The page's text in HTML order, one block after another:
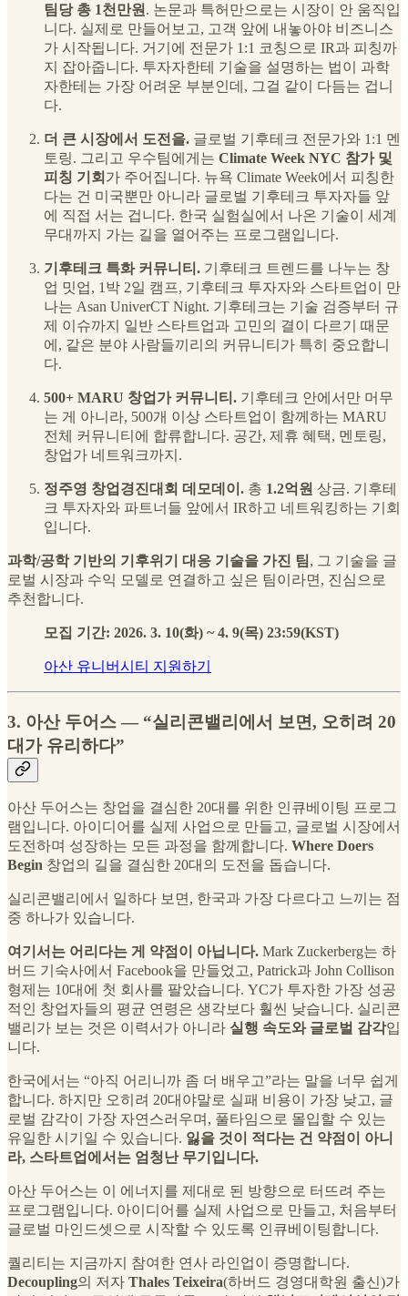
팀당 총 1천만원 . 논문과 특허만으로는 시장이 안 움직입
니다. 실제로 만들어보고, 고객 앞에 내놓아야 비즈니스
가 시작됩니다. 거기에 전문가 1:1 코칭으로 IR과 피칭까
지 잡아줍니다. 투자자한테 기술을 설명하는 법이 과학
자한테는 가장 어려운 부분인데, 그걸 같이 다듬는 겁니
다.
더 큰 시장에서 도전을. 글로벌 기후테크 전문가와 1:1 멘
토링. 그리고 우수팀에게는 Climate Week NYC 참가 및
피칭 기회 가 주어집니다. 뉴욕 Climate Week에서 피칭한
다는 건 미국뿐만 아니라 글로벌 기후테크 투자자들 앞
에 직접 서는 겁니다. 한국 실험실에서 나온 기술이 세계
무대까지 가는 길을 열어주는 프로그램입니다.
기후테크 특화 커뮤니티. 기후테크 트렌드를 나누는 창
업 밋업, 1박 2일 캠프, 기후테크 투자자와 스타트업이 만
나는 Asan UniverCT Night. 기후테크는 기술 검증부터 규
제 이슈까지 일반 스타트업과 고민의 결이 다르기 때문
에, 같은 분야 사람들끼리의 커뮤니티가 특히 중요합니
다.
500+ MARU 창업가 커뮤니티. 기후테크 안에서만 머무
는 게 아니라, 500개 이상 스타트업이 함께하는 MARU
전체 커뮤니티에 합류합니다. 공간, 제휴 혜택, 멘토링,
창업가 네트워크까지.
정주영 창업경진대회 데모데이. 총 1.2억원 상금. 기후테
크 투자자와 파트너들 앞에서 IR하고 네트워킹하는 기회
입니다.
과학/공학 기반의 기후위기 대응 기술을 가진 팀 , 그 기술을 글
로벌 시장과 수익 모델로 연결하고 싶은 팀이라면, 진심으로
추천합니다.
모집 기간: 2026. 3. 10(화) ~ 4. 9(목) 23:59(KST)
아산 유니버시티 지원하기
3. 아산 두어스 — “실리콘밸리에서 보면, 오히려 20
대가 유리하다”
아산 두어스는 창업을 결심한 20대를 위한 인큐베이팅 프로그
램입니다. 아이디어를 실제 사업으로 만들고, 글로벌 시장에서
도전하며 성장하는 모든 과정을 함께합니다. Where Doers
Begin 창업의 길을 결심한 20대의 도전을 돕습니다.
실리콘밸리에서 일하다 보면, 한국과 가장 다르다고 느끼는 점
중 하나가 있습니다.
여기서는 어리다는 게 약점이 아닙니다. Mark Zuckerberg는 하
버드 기숙사에서 Facebook을 만들었고, Patrick과 John Collison
형제는 10대에 첫 회사를 팔았습니다. YC가 투자한 가장 성공
적인 창업자들의 평균 연령은 생각보다 훨씬 낮습니다. 실리콘
밸리가 보는 것은 이력서가 아니라 실행 속도와 글로벌 감각입
니다.
한국에서는 “아직 어리니까 좀 더 배우고”라는 말을 너무 쉽게
합니다. 하지만 오히려 20대야말로 실패 비용이 가장 낮고, 글
로벌 감각이 가장 자연스러우며, 풀타임으로 몰입할 수 있는
유일한 시기일 수 있습니다. 잃을 것이 적다는 건 약점이 아니
라, 스타트업에서는 엄청난 무기입니다.
아산 두어스는 이 에너지를 제대로 된 방향으로 터뜨려 주는
프로그램입니다. 아이디어를 실제 사업으로 만들고, 처음부터
글로벌 마인드셋으로 시작할 수 있도록 인큐베이팅합니다.
퀄리티는 지금까지 참여한 연사 라인업이 증명합니다.
Decoupling의 저자 Thales Teixeira(하버드 경영대학원 출신)가